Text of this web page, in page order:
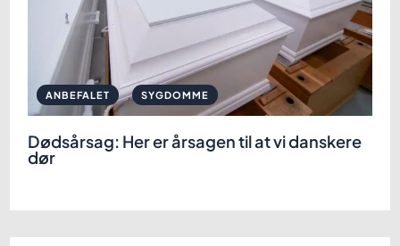
Dødsårsag: Her er årsagen til at vi danskere
dør
ANBEFALET , SYGDOMME